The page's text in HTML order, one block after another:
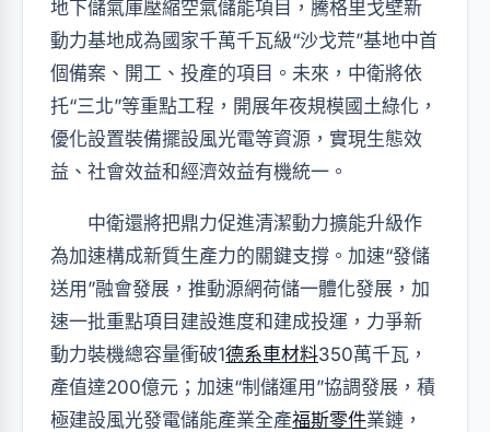
地下儲氣庫壓縮空氣儲能項目，騰格里戈壁新
動力基地成為國家千萬千瓦級“沙戈荒”基地中首
個備案、開工、投產的項目。未來，中衛將依
托“三北”等重點工程，開展年夜規模國土綠化，
優化設置裝備擺設風光電等資源，實現生態效
益、社會效益和經濟效益有機統一。
中衛還將把鼎力促進清潔動力擴能升級作
為加速構成新質生產力的關鍵支撐。加速“發儲
送用”融會發展，推動源網荷儲一體化發展，加
速一批重點項目建設進度和建成投運，力爭新
動力裝機總容量衝破1德系車材料350萬千瓦，
產值達200億元；加速“制儲運用”協調發展，積
極建設風光發電儲能產業全產福斯零件業鏈，